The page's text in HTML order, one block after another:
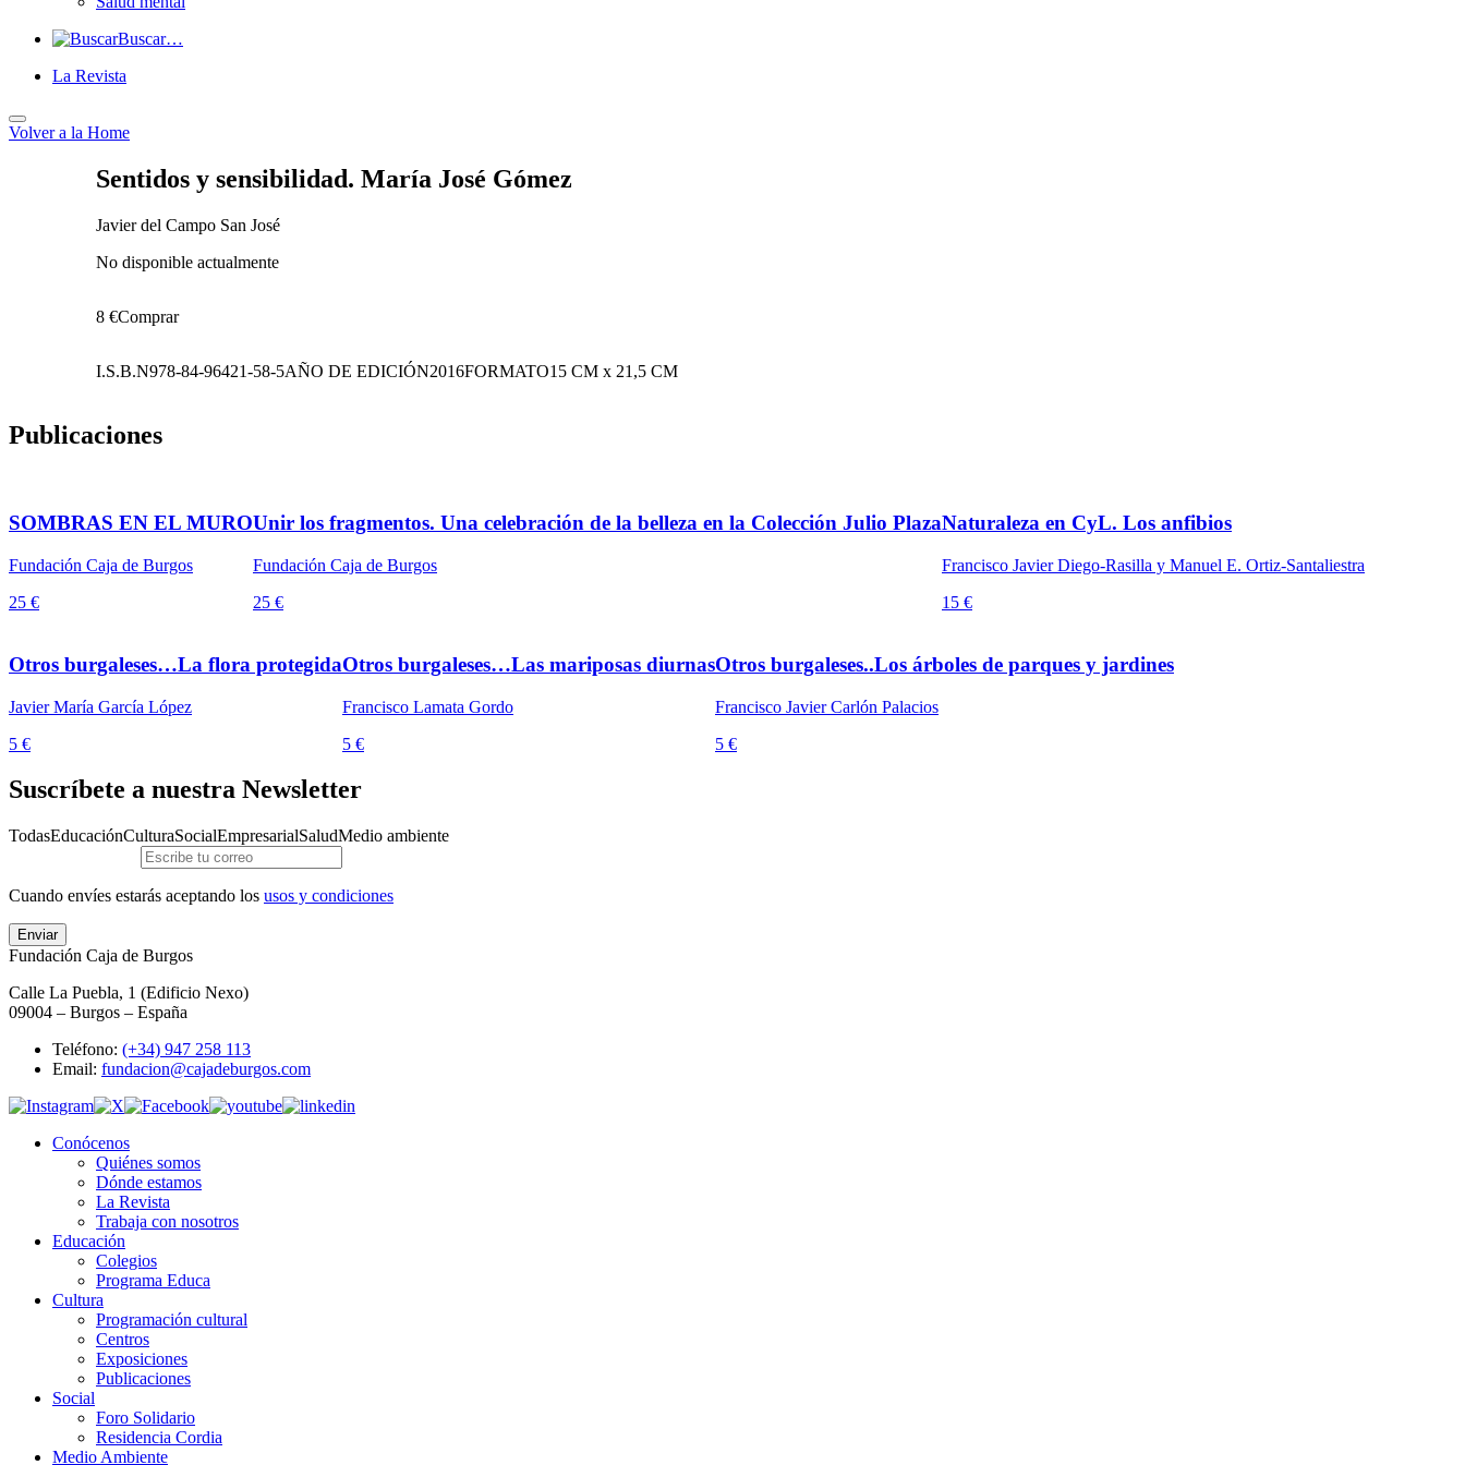
Buscar…
La Revista
Volver a la Home
Sentidos y sensibilidad. María José Gómez
Javier del Campo San José
No disponible actualmente
8 €Comprar
I.S.B.N978-84-96421-58-5AÑO DE EDICIÓN2016FORMATO15 CM x 21,5 CM
Publicaciones
SOMBRAS EN EL MURO
Fundación Caja de Burgos
25 €
Unir los fragmentos. Una celebración de la belleza en la Colección Julio Plaza
Fundación Caja de Burgos
25 €
Naturaleza en CyL. Los anfibios
Francisco Javier Diego-Rasilla y Manuel E. Ortiz-Santaliestra
15 €
Otros burgaleses…La flora protegida
Javier María García López
5 €
Otros burgaleses…Las mariposas diurnas
Francisco Lamata Gordo
5 €
Otros burgaleses..Los árboles de parques y jardines
Francisco Javier Carlón Palacios
5 €
Suscríbete a nuestra Newsletter
TodasEducaciónCulturaSocialEmpresarialSaludMedio ambiente
Cuando envíes estarás aceptando los usos y condiciones
Enviar
Fundación Caja de Burgos
Calle La Puebla, 1 (Edificio Nexo)
09004 – Burgos – España
Teléfono: (+34) 947 258 113
Email: fundacion@cajadeburgos.com
Conócenos
Quiénes somos
Dónde estamos
La Revista
Trabaja con nosotros
Educación
Colegios
Programa Educa
Cultura
Programación cultural
Centros
Exposiciones
Publicaciones
Social
Foro Solidario
Residencia Cordia
Medio Ambiente